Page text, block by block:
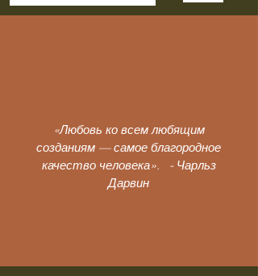
«Любовь ко всем любящим
созданиям — самое благородное
качество человека». - Чарльз
Дарвин